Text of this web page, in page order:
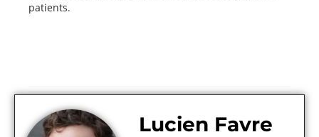
patients.
Lucien Favre